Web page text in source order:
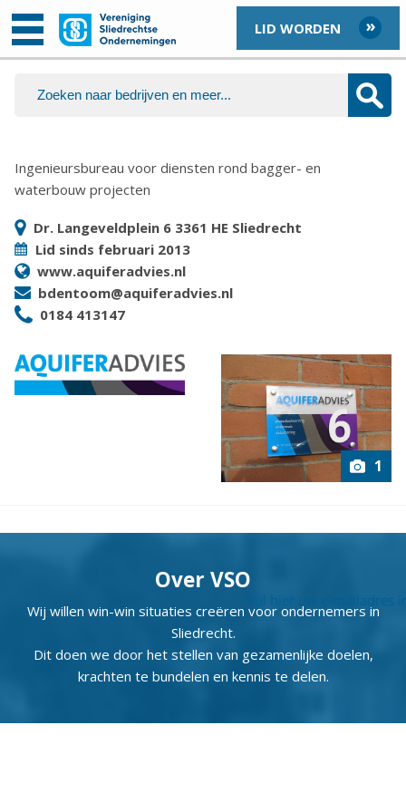
LID WORDEN
Ingenieursbureau voor diensten rond bagger- en
waterbouw projecten
Dr. Langeveldplein 6 3361 HE Sliedrecht
Lid sinds februari 2013
www.aquiferadvies.nl
bdentoom@aquiferadvies.nl
0184 413147
1
Over VSO
Wij willen win-win situaties creëren voor ondernemers in
Sliedrecht.
Dit doen we door het stellen van gezamenlijke doelen,
krachten te bundelen en kennis te delen.